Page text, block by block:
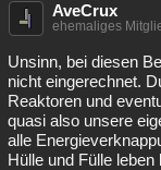
AveCrux
ehemaliges
Unsinn, bei diesen
nicht eingerechnet.
Reaktoren und
quasi also unsere
alle
Hülle und Fülle leben